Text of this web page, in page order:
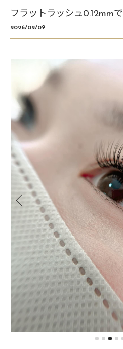
フラットラッシュ0.12mmで
2026/02/09